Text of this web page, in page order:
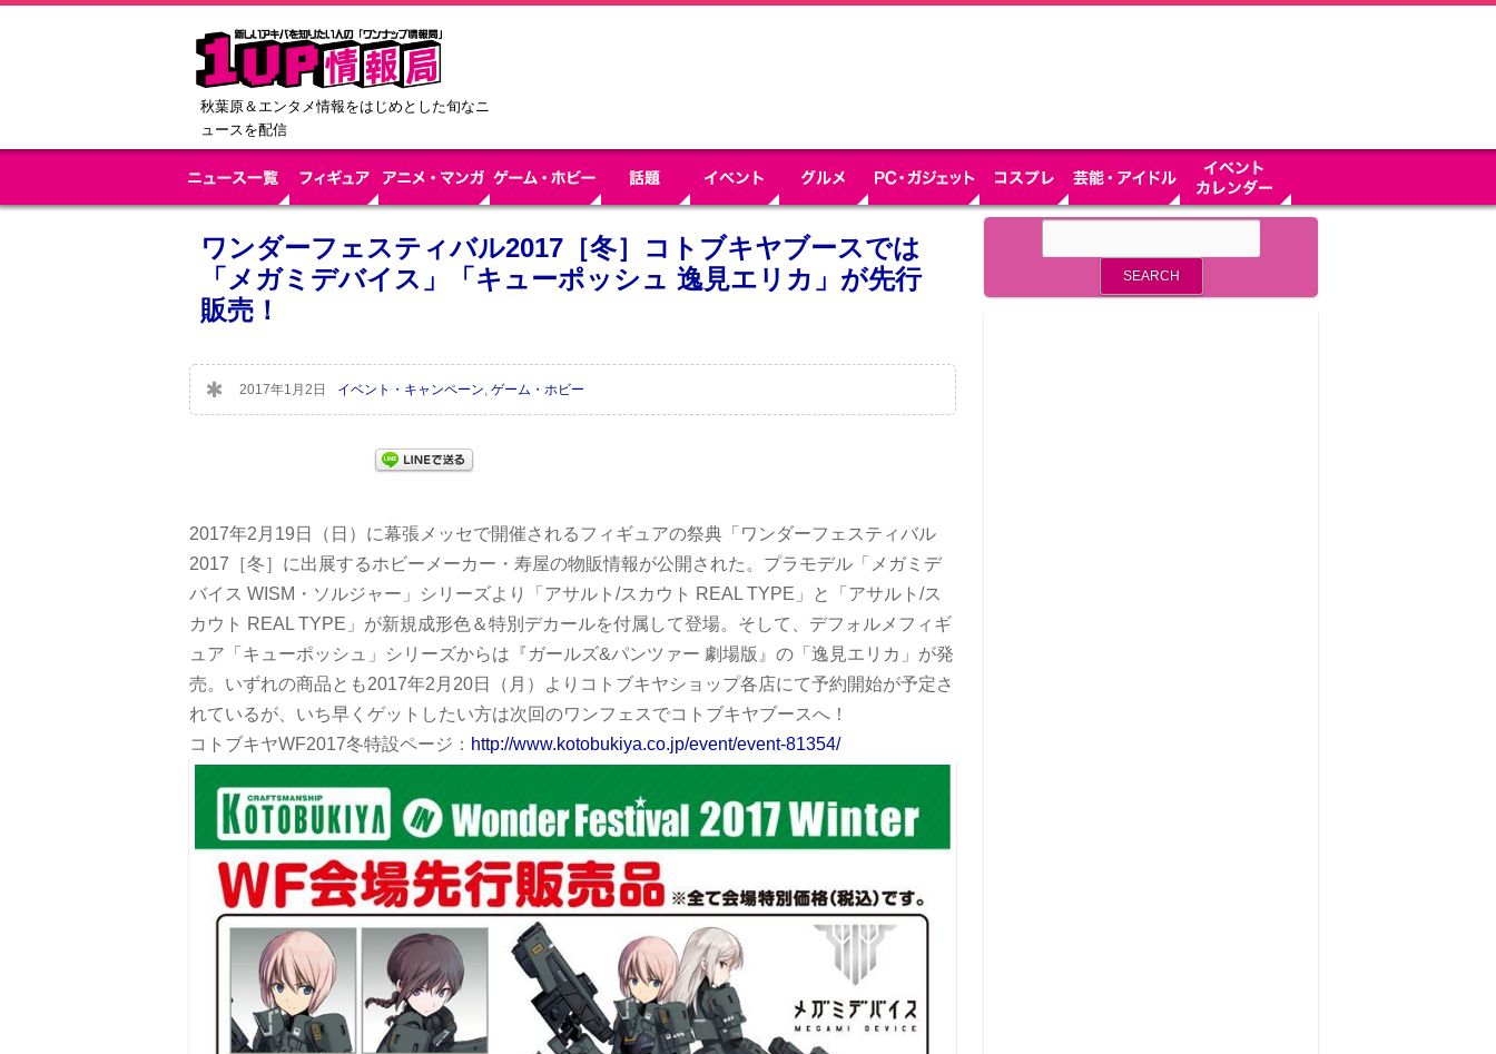
秋葉原＆エンタメ情報をはじめとした旬なニ
ュースを配信
ワンダーフェスティバル2017［冬］コトブキヤブースでは
「メガミデバイス」「キューポッシュ 逸見エリカ」が先行
販売！
2017年1月2日 イベント・キャンペーン, ゲーム・ホビー
2017年2月19日（日）に幕張メッセで開催されるフィギュアの祭典「ワンダーフェスティバル
2017［冬］に出展するホビーメーカー・寿屋の物販情報が公開された。プラモデル「メガミデ
バイス WISM・ソルジャー」シリーズより「アサルト/スカウト REAL TYPE」と「アサルト/ス
カウト REAL TYPE」が新規成形色＆特別デカールを付属して登場。そして、デフォルメフィギ
ュア「キューポッシュ」シリーズからは『ガールズ&パンツァー 劇場版』の「逸見エリカ」が発
売。いずれの商品とも2017年2月20日（月）よりコトブキヤショップ各店にて予約開始が予定さ
れているが、いち早くゲットしたい方は次回のワンフェスでコトブキヤブースへ！
コトブキヤWF2017冬特設ページ： http://www.kotobukiya.co.jp/event/event-81354/